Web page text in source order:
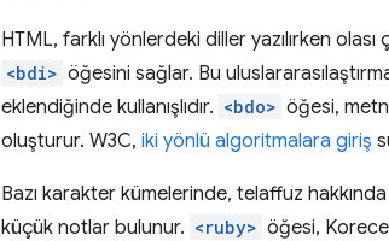
HTML, farklı yönlerdeki diller yazılırken
<bdi> öğesini sağlar. Bu
eklendiğinde kullanışlıdır. <bdo> öğesi,
oluşturur. W3C, iki yönlü algoritmalara giriş
Bazı karakter kümelerinde, telaffuz
küçük notlar bulunur. <ruby> öğesi,